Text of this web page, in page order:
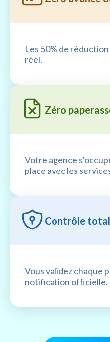
Les 50% de
réel.
Zéro
Votre agence
place avec les
Contrôle
Vous validez chaque
notification officielle.